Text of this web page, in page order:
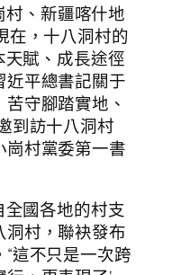
、新疆喀什地
在，十八洞村的
天賦、成長途徑
平總書記關于
守腳踏實地、
到訪十八洞村
村黨委第一書
全國各地的村支
村，聯袂發布
“這不只是一次跨